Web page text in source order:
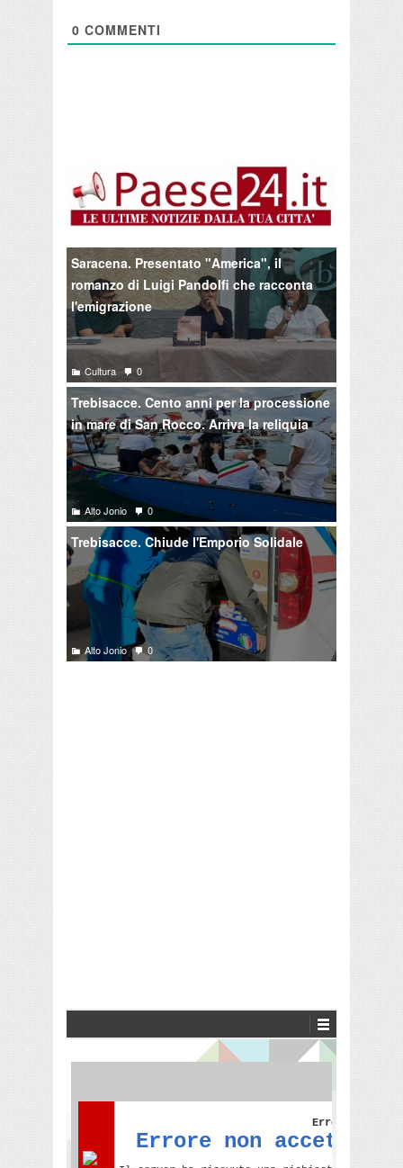
0 COMMENTI
Saracena. Presentato "America", il
romanzo di Luigi Pandolfi che racconta
l'emigrazione
Cultura 0
Trebisacce. Cento anni per la processione
in mare di San Rocco. Arriva la reliquia
Alto Jonio 0
Trebisacce. Chiude l'Emporio Solidale
Alto Jonio 0